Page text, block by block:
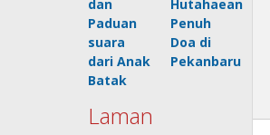
dan
Paduan
suara
dari Anak
Batak
Hutahaean
Penuh
Doa di
Pekanbaru
Laman